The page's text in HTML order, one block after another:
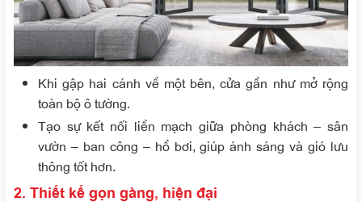
Khi gập hai cánh về một bên, cửa gần như mở rộng
toàn bộ ô tường.
Tạo sự kết nối liền mạch giữa phòng khách – sân
vườn – ban công – hồ bơi, giúp ánh sáng và gió lưu
thông tốt hơn.
2. Thiết kế gọn gàng, hiện đại